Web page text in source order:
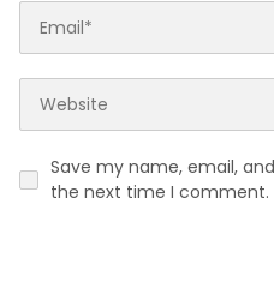
Save my name, email,
the next time I comment.